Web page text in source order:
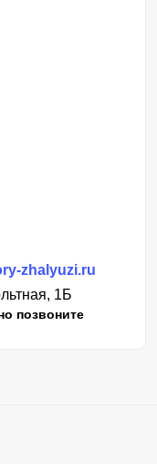
zhalyuzi.ru
1Б
позвоните